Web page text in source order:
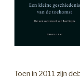
Toen in 2011 zijn